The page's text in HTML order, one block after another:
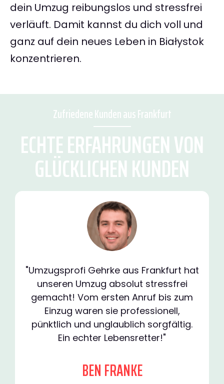
dein Umzug reibungslos und stressfrei
verläuft. Damit kannst du dich voll und
ganz auf dein neues Leben in Białystok
konzentrieren.
Zufriedene Kunden aus Frankfurt
ECHTE ERFAHRUNGEN VON
GLÜCKLICHEN KUNDEN
"Umzugsprofi Gehrke aus Frankfurt hat
unseren Umzug absolut stressfrei
gemacht! Vom ersten Anruf bis zum
Einzug waren sie professionell,
pünktlich und unglaublich sorgfältig.
Ein echter Lebensretter!"
BEN FRANKE